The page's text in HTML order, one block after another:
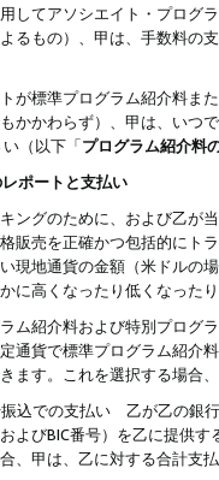
してアソシエイト・プログ
るもの）、甲は、手数料の
が標準プログラム紹介料ま
もかかわらず）、甲は、い
（以下「プログラム紹介料
ポートと支払い
ングのために、および乙が
販売を正確かつ包括的にト
現地通貨の金額（米ドルの
に高くなったり低くなった
ム紹介料および特別プログ
通貨で標準プログラム紹介
ます。これを選択する場合
込での支払い 乙が乙の銀
よびBIC番号）を乙に提供
、甲は、乙に対する合計支